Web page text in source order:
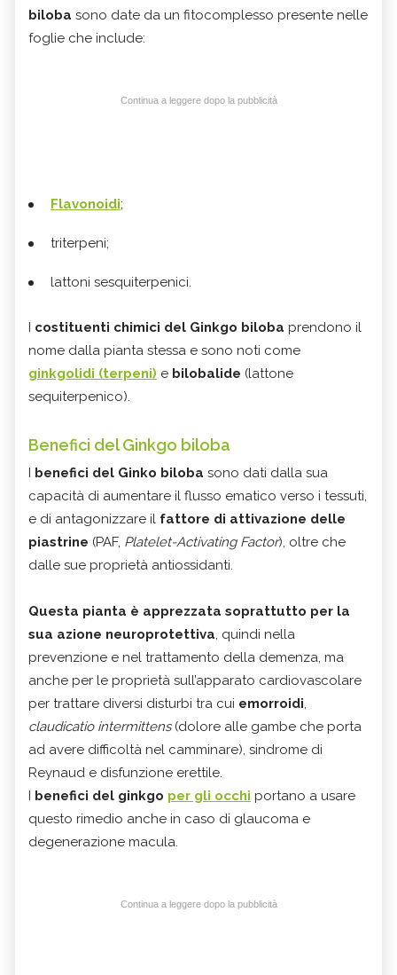
biloba sono date da un fitocomplesso presente nelle
foglie che include:
Continua a leggere dopo la pubblicità
Flavonoidi;
triterpeni;
lattoni sesquiterpenici.
costituenti chimici del Ginkgo biloba prendono il
nome dalla pianta stessa e sono noti come
ginkgolidi (terpeni) e bilobalide (lattone
sequiterpenico).
Benefici del Ginkgo biloba
benefici del Ginko biloba sono dati dalla sua
capacità di aumentare il flusso ematico verso i tessuti,
e di antagonizzare il fattore di attivazione delle
piastrine (PAF, Platelet-Activating Factor), oltre che
dalle sue proprietà antiossidanti.
Questa pianta è apprezzata soprattutto per la
sua azione neuroprotettiva, quindi nella
prevenzione e nel trattamento della demenza, ma
anche per le proprietà sull’apparato cardiovascolare
per trattare diversi disturbi tra cui emorroidi,
claudicatio intermittens (dolore alle gambe che porta
ad avere difficoltà nel camminare), sindrome di
Reynaud e disfunzione erettile.
benefici del ginkgo per gli occhi portano a usare
questo rimedio anche in caso di glaucoma e
degenerazione macula.
Continua a leggere dopo la pubblicità